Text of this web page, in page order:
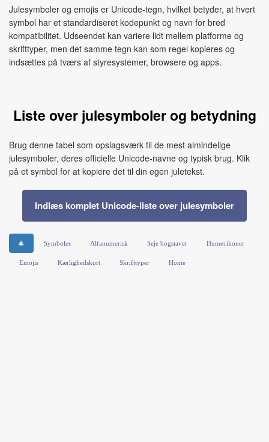
Julesymboler og emojis er Unicode‑tegn, hvilket betyder, at hvert
symbol har et standardiseret kodepunkt og navn for bred
kompatibilitet. Udseendet kan variere lidt mellem platforme og
skrifttyper, men det samme tegn kan som regel kopieres og
indsættes på tværs af styresystemer, browsere og apps.
Liste over julesymboler og betydning
Brug denne tabel som opslagsværk til de mest almindelige
julesymboler, deres officielle Unicode‑navne og typisk brug. Klik
på et symbol for at kopiere det til din egen juletekst.
Indlæs komplet Unicode‑liste over julesymboler
🎄 Symboler Alfanumerisk Seje bogstaver Humørikoner
Emojis Kærlighedskort Skrifttyper Home